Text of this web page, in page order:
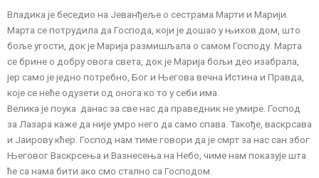
Владика је беседио на Јеванђеље о сестрама Марти и Марији.
Марта се потрудила да Господа, који је дошао у њихов дом, што
боље угости, док је Марија размишљала о самом Господу. Марта
се брине о добру овога света, док је Марија бољи део изабрала,
јер само је једно потребно, Бог и Његова вечна Истина и Правда,
које се неће одузети од онога ко то у себи има.
Велика је поука данас за све нас да праведник не умире. Господ
за Лазара каже да није умро него да само спава. Такође, васкрсава
и Јаирову кћер. Господ нам тиме говори да је смрт за нас сан због
Његовог Васкрсења и Вазнесења на Небо, чиме нам показује шта
ће са нама бити ако смо стално са Господом.